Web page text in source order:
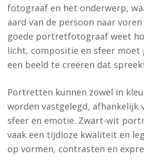
fotograaf en het onderwerp,
aard van de persoon naar
goede portretfotograaf weet
licht, compositie en sfeer moet
een beeld te creëren dat
Portretten kunnen zowel in
worden vastgelegd, afhankelijk
sfeer en emotie. Zwart-wit
vaak een tijdloze kwaliteit en
op vormen, contrasten en